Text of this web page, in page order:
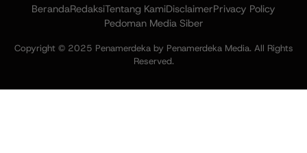
BerandaRedaksiTentang KamiDisclaimerPrivacy Policy
Pedoman Media Siber
Copyright © 2025 Penamerdeka by Penamerdeka Media. All Rights
Reserved.